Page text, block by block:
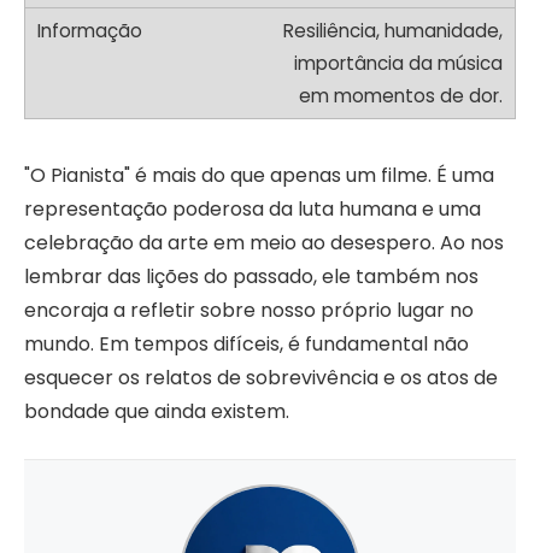
Resiliência, humanidade,
importância da música
em momentos de dor.
"O Pianista" é mais do que apenas um filme. É uma
representação poderosa da luta humana e uma
celebração da arte em meio ao desespero. Ao nos
lembrar das lições do passado, ele também nos
encoraja a refletir sobre nosso próprio lugar no
mundo. Em tempos difíceis, é fundamental não
esquecer os relatos de sobrevivência e os atos de
bondade que ainda existem.